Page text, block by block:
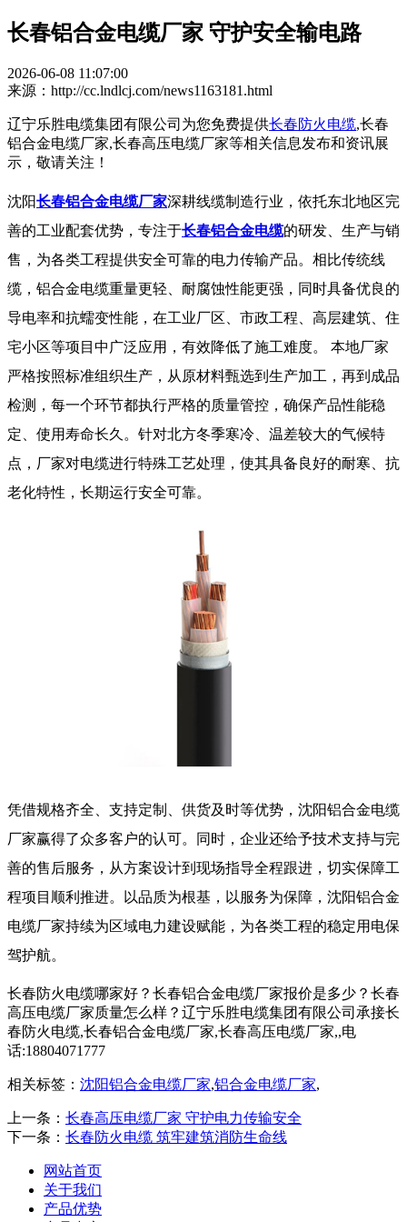
长春铝合金电缆厂家 守护安全输电路
2026-06-08 11:07:00
来源：http://cc.lndlcj.com/news1163181.html
辽宁乐胜电缆集团有限公司为您免费提供长春防火电缆,长春
铝合金电缆厂家,长春高压电缆厂家等相关信息发布和资讯展
示，敬请关注！
沈阳长春铝合金电缆厂家深耕线缆制造行业，依托东北地区完
善的工业配套优势，专注于长春铝合金电缆的研发、生产与销
售，为各类工程提供安全可靠的电力传输产品。相比传统线
缆，铝合金电缆重量更轻、耐腐蚀性能更强，同时具备优良的
导电率和抗蠕变性能，在工业厂区、市政工程、高层建筑、住
宅小区等项目中广泛应用，有效降低了施工难度。 本地厂家
严格按照标准组织生产，从原材料甄选到生产加工，再到成品
检测，每一个环节都执行严格的质量管控，确保产品性能稳
定、使用寿命长久。针对北方冬季寒冷、温差较大的气候特
点，厂家对电缆进行特殊工艺处理，使其具备良好的耐寒、抗
老化特性，长期运行安全可靠。
凭借规格齐全、支持定制、供货及时等优势，沈阳铝合金电缆
厂家赢得了众多客户的认可。同时，企业还给予技术支持与完
善的售后服务，从方案设计到现场指导全程跟进，切实保障工
程项目顺利推进。以品质为根基，以服务为保障，沈阳铝合金
电缆厂家持续为区域电力建设赋能，为各类工程的稳定用电保
驾护航。
长春防火电缆哪家好？长春铝合金电缆厂家报价是多少？长春
高压电缆厂家质量怎么样？辽宁乐胜电缆集团有限公司承接长
春防火电缆,长春铝合金电缆厂家,长春高压电缆厂家,,电
话:18804071777
相关标签： 沈阳铝合金电缆厂家,铝合金电缆厂家,
上一条： 长春高压电缆厂家 守护电力传输安全
下一条： 长春防火电缆 筑牢建筑消防生命线
网站首页
关于我们
产品优势